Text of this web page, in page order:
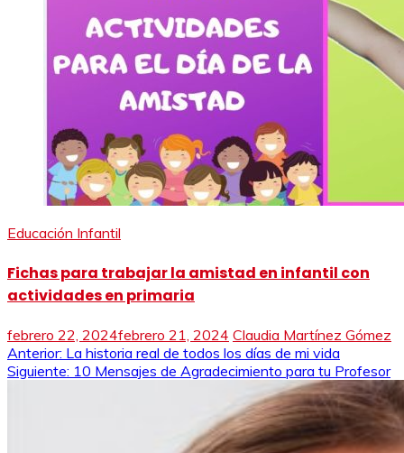
Educación Infantil
Fichas para trabajar la amistad en infantil con
actividades en primaria
febrero 22, 2024febrero 21, 2024 Claudia Martínez Gómez
Navegación
de
Anterior: La historia real de todos los días de mi vida
Siguiente: 10 Mensajes de Agradecimiento para tu Profesor